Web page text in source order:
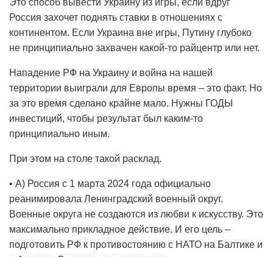
Это способ вывести Украину из игры, если вдруг
Россия захочет поднять ставки в отношениях с
континентом. Если Украина вне игры, Путину глубоко
не принципиально захвачен какой-то райцентр или нет.
Нападение РФ на Украину и война на нашей
территории выиграли для Европы время – это факт. Но
за это время сделано крайне мало. Нужны ГОДЫ
инвестиций, чтобы результат был каким-то
принципиально иным.
При этом на столе такой расклад.
• А) Россия с 1 марта 2024 года официально
реанимировала Ленинградский военный округ.
Военные округа не создаются из любви к искусству. Это
максимально прикладное действие. И его цель –
подготовить РФ к противостоянию с НАТО на Балтике и